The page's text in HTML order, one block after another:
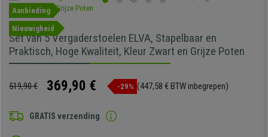
Aanbieding
Nieuwigheid
Set van 5 Vergaderstoelen ELVA, Stapelbaar en
Praktisch, Hoge Kwaliteit, Kleur Zwart en Grijze Poten
519,90 € 369,90 € -29% (447,58 € BTW inbegrepen)
GRATIS verzending